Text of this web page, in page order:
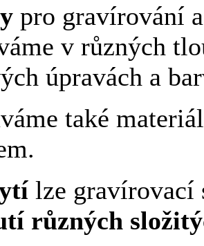
pro gravírování
v různých
úpravách a
také
lze gravírovací
různých